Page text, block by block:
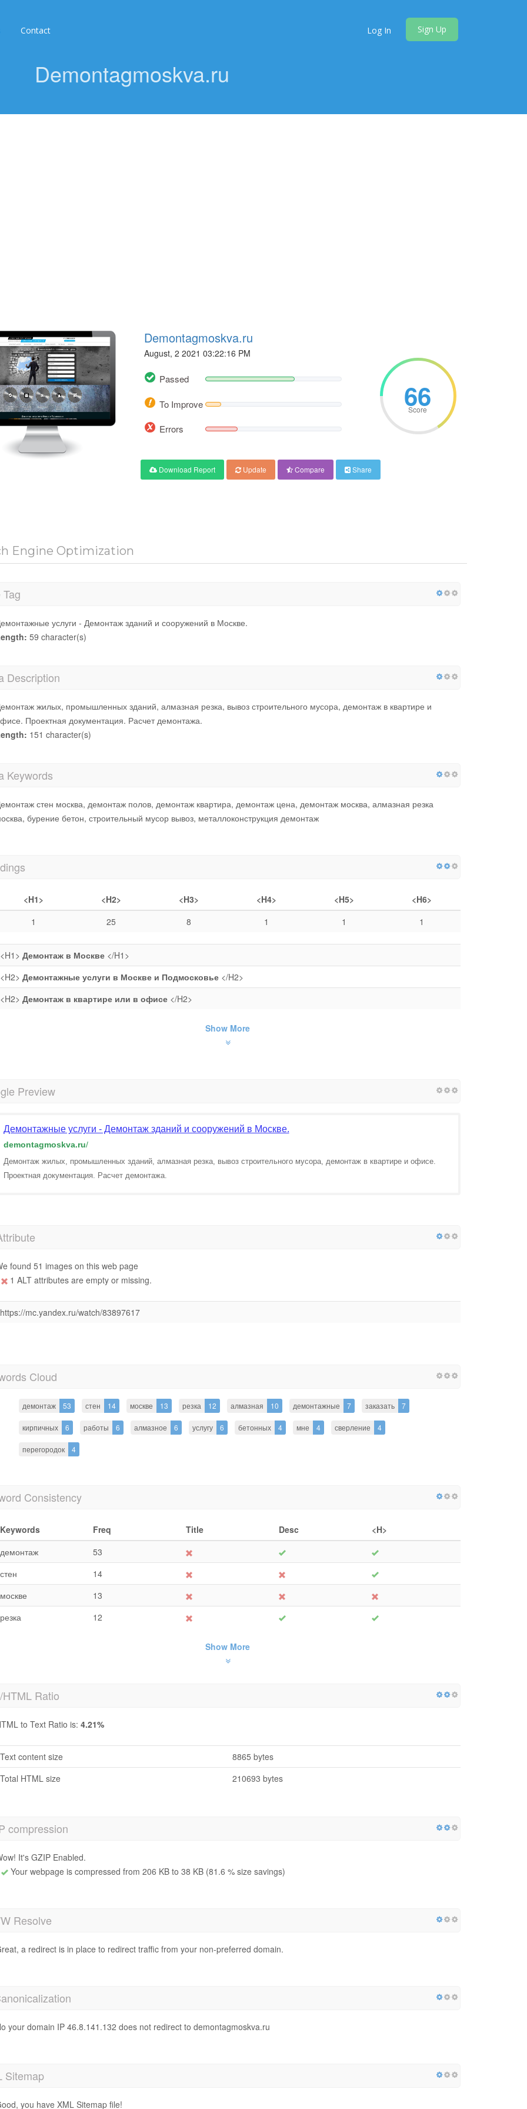
Contact Log In Sign Up
Demontagmoskva.ru
Demontagmoskva.ru
August, 2 2021 03:22:16 PM
Passed
To Improve
Errors
66
Score
Download Report Update Compare Share
Engine Optimization
услуги - Демонтаж зданий и сооружений в Москве.
59 character(s)
Description
жилых, промышленных зданий, алмазная резка, вывоз строительного мусора, демонтаж в квартире и
Проектная документация. Расчет демонтажа.
151 character(s)
Keywords
стен москва, демонтаж полов, демонтаж квартира, демонтаж цена, демонтаж москва, алмазная резка
бурение бетон, строительный мусор вывоз, металлоконструкция демонтаж
<H1> <H2> <H3> <H4> <H5>
<H6>
1
25 8 1 1 1
<H1> Демонтаж в Москве</H1>
<H2> Демонтажные услуги в Москве и Подмосковье</H2>
<H2> Демонтаж в квартире или в офисе</H2>
Show More
Preview
Демонтажные услуги - Демонтаж зданий и сооружений в Москве.
demontagmoskva.ru/
Демонтаж жилых, промышленных зданий, алмазная резка, вывоз строительного мусора, демонтаж в квартире и офисе.
Проектная документация. Расчет демонтажа.
found 51 images on this web page
1 ALT attributes are empty or missing.
https://mc.yandex.ru/watch/83897617
Cloud
демонтаж 53 стен 14 москве 13 резка 12 алмазная 10 демонтажные 7 заказать 7
кирпичных 6 работы 6 алмазное 6 услугу 6 бетонных 4 мне 4 сверление 4
перегородок 4
Consistency
Keywords Freq Title Desc
<H>
демонтаж
53
стен
14
москве
13
резка
12
Show More
HTML Ratio
to Text Ratio is: 4.21%
Text content size
8865 bytes
Total HTML size
210693 bytes
compression
It's GZIP Enabled.
Your webpage is compressed from 206 KB to 38 KB (81.6 % size savings)
Resolve
a redirect is in place to redirect traffic from your non-preferred domain.
your domain IP 46.8.141.132 does not redirect to demontagmoskva.ru
Sitemap
you have XML Sitemap file!